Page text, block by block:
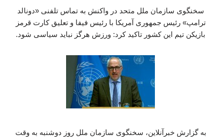
سخنگوی سازمان ملل متحد در واکنش به تماس تلفنی «دونالد
ترامپ» رئیس جمهوری آمریکا با رئیس فیفا و تعلیق کارت قرمز
بازیکن تیم این کشور تاکید کرد: ورزش هرگز نباید سیاسی شود.
به گزارش خبرآنلاین، سخنگوی سازمان ملل روز دوشنبه به وقت